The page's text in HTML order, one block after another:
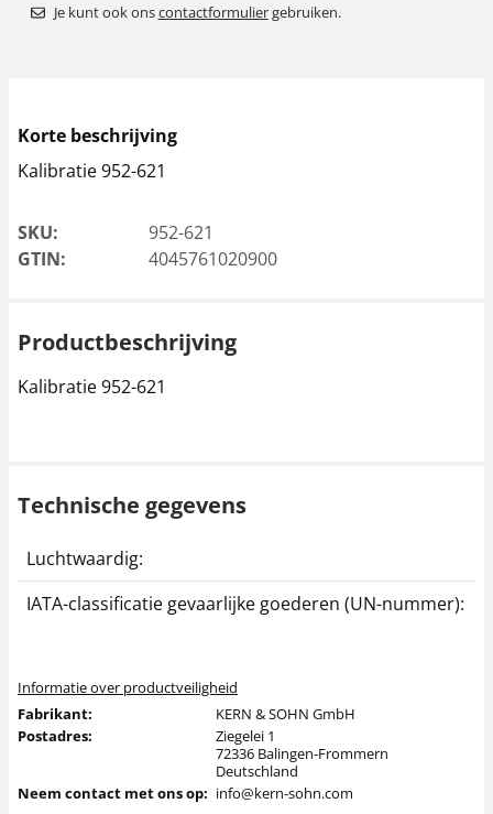
Je kunt ook onscontactformuliergebruiken.
Korte beschrijving
Kalibratie 952-621
SKU:
952-621
GTIN:
4045761020900
Productbeschrijving
Kalibratie 952-621
Technische gegevens
Luchtwaardig:
IATA-classificatie gevaarlijke goederen (UN-nummer):
Informatie over productveiligheid
Fabrikant:
KERN & SOHN GmbH
Postadres:
Ziegelei 1
72336 Balingen-Frommern
Deutschland
Neem contact met ons op: info@kern-sohn.com